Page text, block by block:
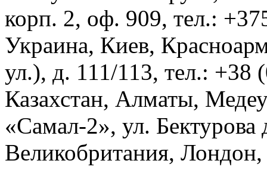
Республика Беларусь,
корп. 2, оф. 909, тел.:
Украина, Киев,
ул.), д. 111/113, тел.: +38
Казахстан, Алматы,
«Самал-2», ул.
Великобритания,